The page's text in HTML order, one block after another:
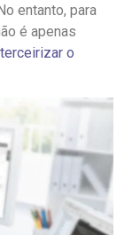
entanto, para
é apenas
terceirizar o